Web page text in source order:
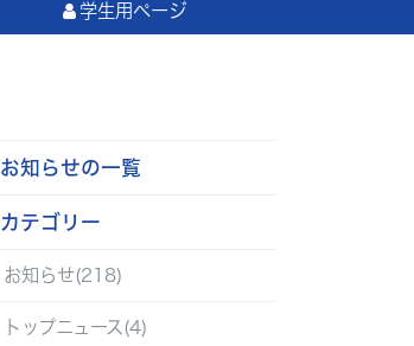
学生用ページ
お知らせの一覧
カテゴリー
お知らせ(218)
トップニュース(4)